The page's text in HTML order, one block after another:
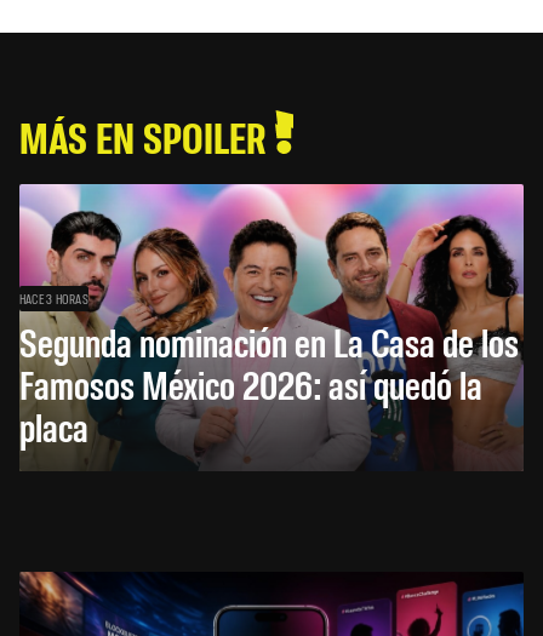
MÁS EN SPOILER
HACE 3 HORAS
Segunda nominación en La Casa de los
Famosos México 2026: así quedó la
placa